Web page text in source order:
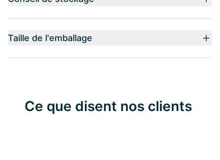
Taille de l'emballage
Ce que disent nos clients